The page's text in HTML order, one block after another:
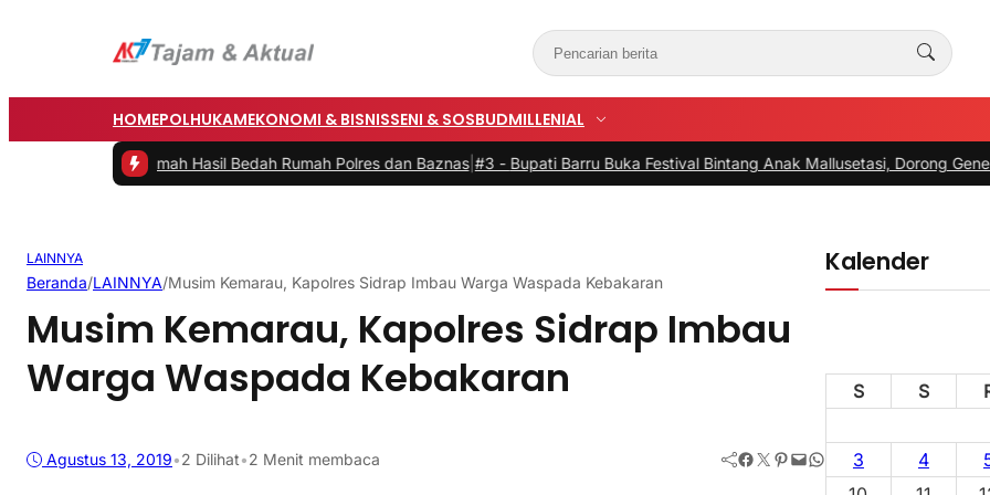
HOMEPOLHUKAMEKONOMI & BISNISSENI & SOSBUDMILLENIAL
Rumah Hasil Bedah Rumah Polres dan Baznas |#3 -Bupati Barru Buka Festival Bintang Anak Mallusetasi, Dorong Generasi Kreatif
LAINNYA
Beranda/LAINNYA/Musim Kemarau, Kapolres Sidrap Imbau Warga Waspada Kebakaran
Musim Kemarau, Kapolres Sidrap Imbau
Warga Waspada Kebakaran
Agustus 13, 2019•2 Dilihat•2 Menit membaca Facebook Twitter Pinterest Mail WhatsApp
Kalender
S
S
3
4